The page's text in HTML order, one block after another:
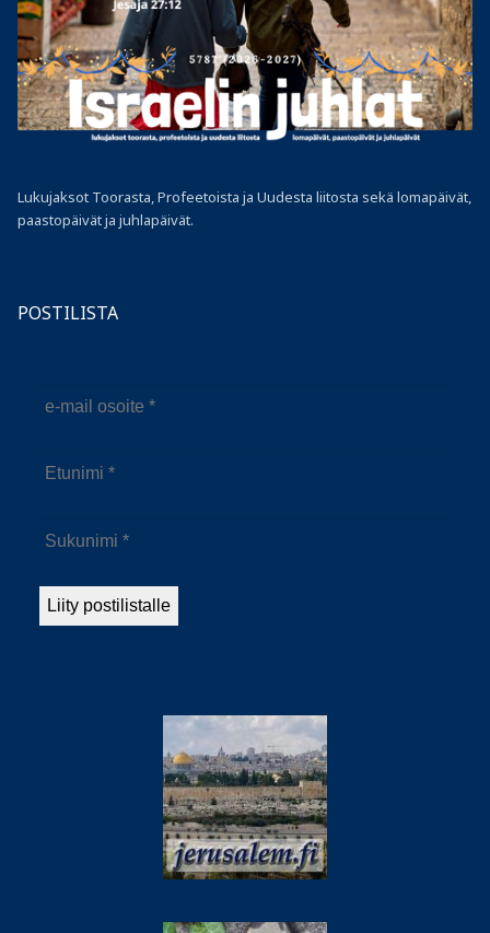
Lukujaksot Toorasta, Profeetoista ja Uudesta liitosta sekä lomapäivät,
paastopäivät ja juhlapäivät.
POSTILISTA